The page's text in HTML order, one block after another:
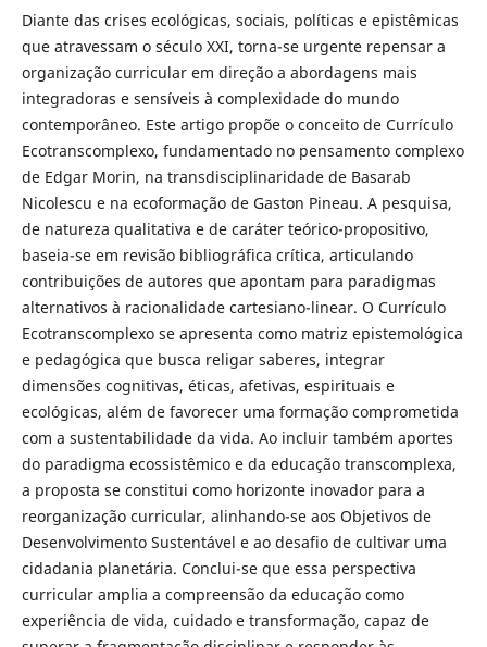
Diante das crises ecológicas, sociais, políticas e epistêmicas
que atravessam o século XXI, torna-se urgente repensar a
organização curricular em direção a abordagens mais
integradoras e sensíveis à complexidade do mundo
contemporâneo. Este artigo propõe o conceito de Currículo
Ecotranscomplexo, fundamentado no pensamento complexo
de Edgar Morin, na transdisciplinaridade de Basarab
Nicolescu e na ecoformação de Gaston Pineau. A pesquisa,
de natureza qualitativa e de caráter teórico-propositivo,
baseia-se em revisão bibliográfica crítica, articulando
contribuições de autores que apontam para paradigmas
alternativos à racionalidade cartesiano-linear. O Currículo
Ecotranscomplexo se apresenta como matriz epistemológica
e pedagógica que busca religar saberes, integrar
dimensões cognitivas, éticas, afetivas, espirituais e
ecológicas, além de favorecer uma formação comprometida
com a sustentabilidade da vida. Ao incluir também aportes
do paradigma ecossistêmico e da educação transcomplexa,
a proposta se constitui como horizonte inovador para a
reorganização curricular, alinhando-se aos Objetivos de
Desenvolvimento Sustentável e ao desafio de cultivar uma
cidadania planetária. Conclui-se que essa perspectiva
curricular amplia a compreensão da educação como
experiência de vida, cuidado e transformação, capaz de